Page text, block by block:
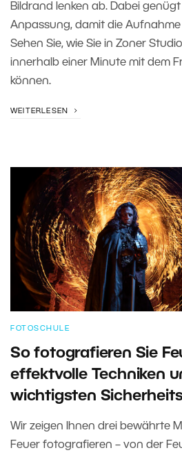
Bildrand lenken ab. Dabei
Anpassung, damit die
Sehen Sie, wie Sie in Zoner
innerhalb einer Minute mit dem
können.
WEITERLESEN
FOTOSCHULE
So fotografieren Sie
effektvolle Techniken
wichtigsten
Wir zeigen Ihnen drei bewährte
Feuer fotografieren – von der